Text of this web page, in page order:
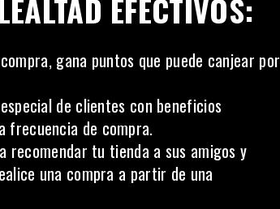
EFECTIVOS:
gana puntos que puede canjear por
de clientes con beneficios
frecuencia de compra.
recomendar tu tienda a sus amigos y
una compra a partir de una